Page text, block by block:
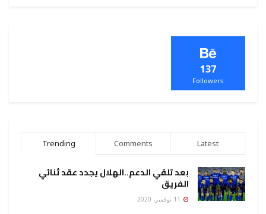
137
Followers
Trending Comments Latest
بعد تلقي الدعم..الهلال يجدد عقد ثنائي
الفريق